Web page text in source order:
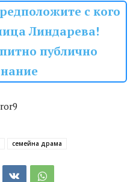
с кого
Линдарева!
публично
семейна драма